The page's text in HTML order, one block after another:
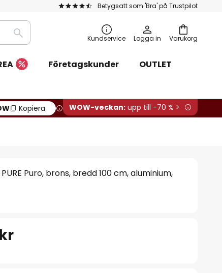
Betygsatt som 'Bra' på Trustpilot
Varukorg
Sök Kundservice Logga in
Företagskunder
OUTLET
Kopiera WOW-veckan: upp till -70 % >
Puro, brons, bredd 100 cm, aluminium,